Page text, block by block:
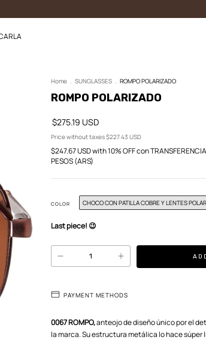
Home . SUNGLASSES . ROMPO POLARIZADO
ROMPO POLARIZADO
$275.19 USD
Price without taxes$227.43 USD
$247.67 USDwith10% OFF con
PESOS (ARS)
COLOR CHOCO CON PATILLA COBRE Y LENTES
Last piece! 😉
PAYMENT METHODS
0067 ROMPO,anteojo de diseño único por el
la marca. Su estructura metálica lo hace súper